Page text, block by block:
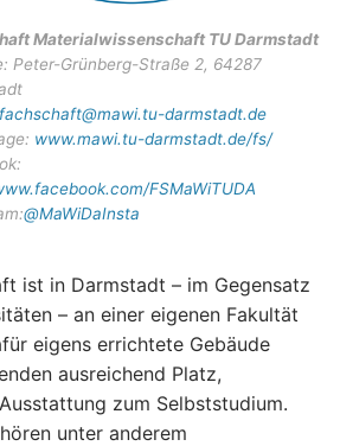
Materialwissenschaft TU Darmstadt
Peter-Grünberg-Straße 2, 64287
fachschaft@mawi.tu-darmstadt.de
www.mawi.tu-darmstadt.de/fs/
FSMaWiTUDA
@MaWiDaInsta
ist in Darmstadt – im Gegensatz
– an einer eigenen Fakultät
eigens errichtete Gebäude
ausreichend Platz,
zum Selbststudium.
unter anderem